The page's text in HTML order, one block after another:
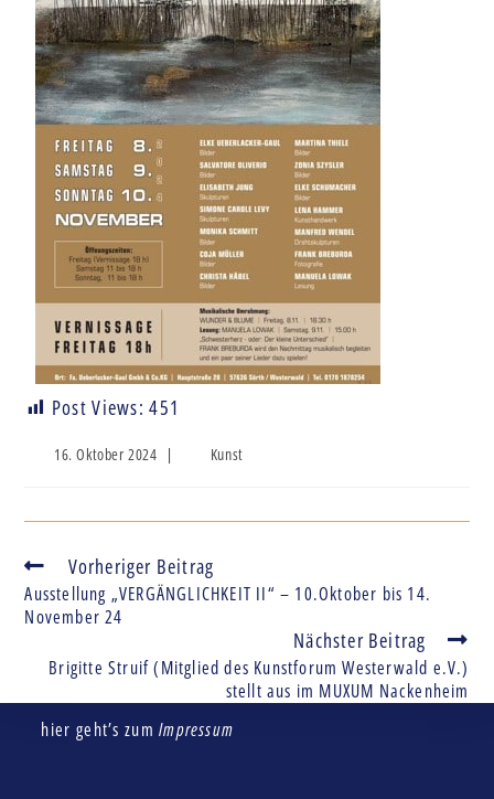
Post Views: 451
16. Oktober 2024 Kunst
Vorheriger Beitrag
Ausstellung „VERGÄNGLICHKEIT II“ – 10.Oktober bis 14.
November 24
Nächster Beitrag
Brigitte Struif (Mitglied des Kunstforum Westerwald e.V.)
stellt aus im MUXUM Nackenheim
hier geht’s zumImpressum